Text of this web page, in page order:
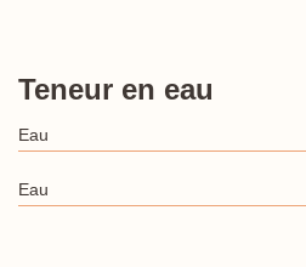
Teneur en eau
Eau
Eau